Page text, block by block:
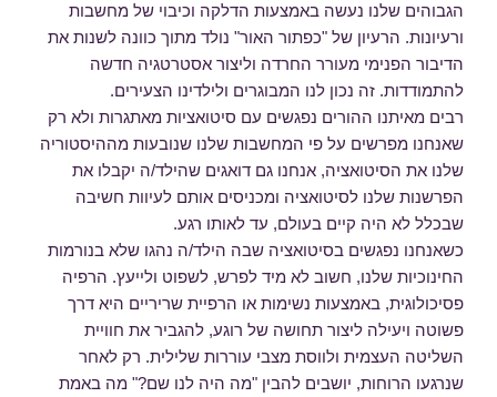
הגבוהים שלנו נעשה באמצעות הדלקה וכיבוי של מחשבות
ורעיונות. הרעיון של "כפתור האור" נולד מתוך כוונה לשנות את
הדיבור הפנימי מעורר החרדה וליצור אסטרטגיה חדשה
להתמודדות. זה נכון לנו המבוגרים ולילדינו הצעירים.
רבים מאיתנו ההורים נפגשים עם סיטואציות מאתגרות ולא רק
שאנחנו מפרשים על פי המחשבות שלנו שנובעות מההיסטוריה
שלנו את הסיטואציה, אנחנו גם דואגים שהילד/ה יקבלו את
הפרשנות שלנו לסיטואציה ומכניסים אותם לעיוות חשיבה
שבכלל לא היה קיים בעולם, עד לאותו רגע.
כשאנחנו נפגשים בסיטואציה שבה הילד/ה נהגו שלא בנורמות
החינוכיות שלנו, חשוב לא מיד לפרש, לשפוט ולייעץ. הרפיה
פסיכולוגית, באמצעות נשימות או הרפיית שריריים היא דרך
פשוטה ויעילה ליצור תחושה של רוגע, להגביר את חוויית
השליטה העצמית ולווסת מצבי עוררות שלילית. רק לאחר
שנרגעו הרוחות, יושבים להבין "מה היה לנו שם?" מה באמת